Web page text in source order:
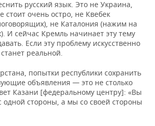
русский язык. Это не Украина,
стоит очень остро, не Квебек
не Каталония (нажим на
И сейчас Кремль начинает эту тему
Если эту проблему искусственно
реальной.
попытки республики сохранить
объявления — это не столько
Казани [федеральному центру]: «Вы
одной стороны, а мы со своей стороны